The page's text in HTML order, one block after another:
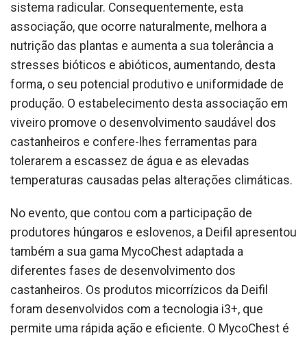
sistema radicular. Consequentemente, esta
associação, que ocorre naturalmente, melhora a
nutrição das plantas e aumenta a sua tolerância a
stresses bióticos e abióticos, aumentando, desta
forma, o seu potencial produtivo e uniformidade de
produção. O estabelecimento desta associação em
viveiro promove o desenvolvimento saudável dos
castanheiros e confere-lhes ferramentas para
tolerarem a escassez de água e as elevadas
temperaturas causadas pelas alterações climáticas.
No evento, que contou com a participação de
produtores húngaros e eslovenos, a Deifil apresentou
também a sua gama MycoChest adaptada a
diferentes fases de desenvolvimento dos
castanheiros. Os produtos micorrízicos da Deifil
foram desenvolvidos com a tecnologia i3+, que
permite uma rápida ação e eficiente. O MycoChest é